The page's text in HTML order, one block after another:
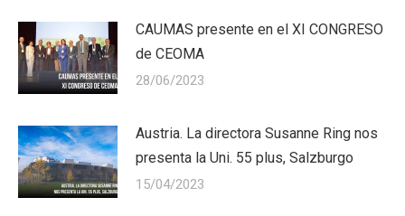
CAUMAS presente en el XI CONGRESO
de CEOMA
28/06/2023
Austria. La directora Susanne Ring nos
presenta la Uni. 55 plus, Salzburgo
15/04/2023